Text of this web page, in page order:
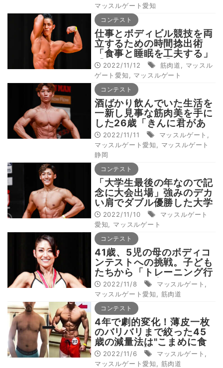
マッスルゲート愛知
コンテスト
仕事とボディビル競技を両
立するための時間捻出術
「食事と睡眠を工夫する」
【筋肉道Vol.38】
2022/11/12 筋肉道
マッスル
ゲート愛知
マッスルゲート
コンテスト
酒ばかり飲んでいた生活を
一新し見事な筋肉美を手に
した26歳「きんに君があ
だ名になりました」
2022/11/11 マッスルゲート
マッスルゲート愛知
マッスルゲート
静岡
コンテスト
「大学生最後の年なので記
念に大会出場」強みのデカ
い肩でダブル優勝した大学
生2022/11/10
マッスルゲート
愛知
マッスルゲート
コンテスト
41歳、5児の母のボディコ
ンテストへの挑戦。子ども
たちから「トレーニング行
かないで」と言われること
も【筋肉道Vol.35】
2022/11/8 マッスルゲート
マッスルゲート愛知
筋肉道
コンテスト
4年で劇的変化！薄皮一枚
のバリバリまで絞った45
歳の減量法は"こまめに食
べること"【筋肉道
Vol.34】
2022/11/6 マッスルゲート
マッスルゲート愛知
筋肉道